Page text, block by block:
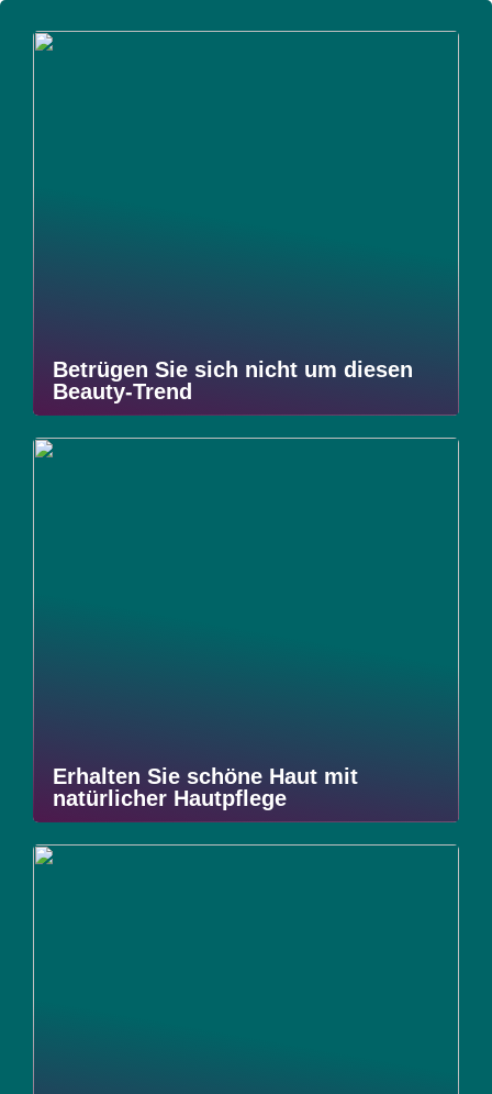
Betrügen Sie sich nicht um diesen
Beauty-Trend
Erhalten Sie schöne Haut mit
natürlicher Hautpflege